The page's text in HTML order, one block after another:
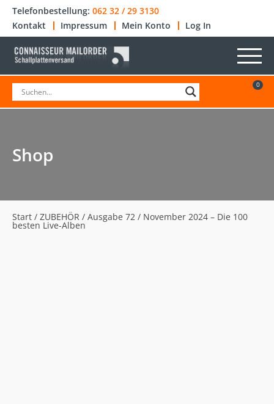
Telefonbestellung: 062 32 / 29 3130
Kontakt
Impressum Mein Konto Log In
0
Shop
Start / ZUBEHÖR / Ausgabe 72 / November 2024 – Die 100
besten Live-Alben